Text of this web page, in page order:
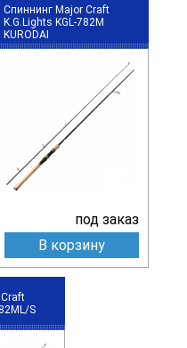
Спиннинг Major Craft
K.G.Lights KGL-782M
KURODAI
под заказ
В корзину
S